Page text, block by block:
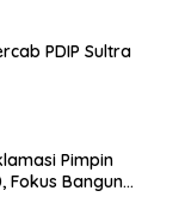
PDIP Sultra
Pimpin
Fokus Bangun